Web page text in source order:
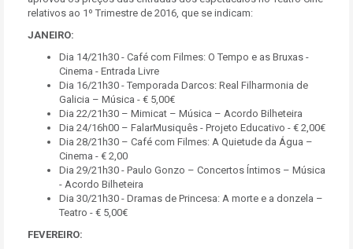
relativos ao 1º Trimestre de 2016, que se indicam:
JANEIRO:
Dia 14/21h30 - Café com Filmes: O Tempo e as Bruxas -
Cinema - Entrada Livre
Dia 16/21h30 - Temporada Darcos: Real Filharmonia de
Galicia – Música - € 5,00€
Dia 22/21h30 – Mimicat – Música – Acordo Bilheteira
Dia 24/16h00 – FalarMusiquês - Projeto Educativo - € 2,00€
Dia 28/21h30 – Café com Filmes: A Quietude da Água –
Cinema - € 2,00
Dia 29/21h30 - Paulo Gonzo – Concertos Íntimos – Música
- Acordo Bilheteira
Dia 30/21h30 - Dramas de Princesa: A morte e a donzela –
Teatro - € 5,00€
FEVEREIRO: